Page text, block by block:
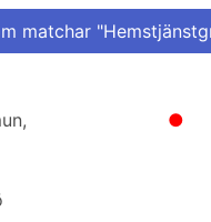
matchar
●